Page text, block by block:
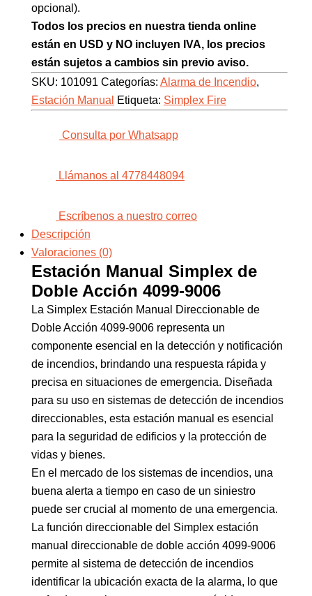
opcional).
Todos los precios en nuestra tienda online
están en USD y NO incluyen IVA, los precios
están sujetos a cambios sin previo aviso.
SKU: 101091 Categorías: Alarma de Incendio,
Estación Manual
Etiqueta: Simplex Fire
Consulta por Whatsapp
Llámanos al 4778448094
Escríbenos a nuestro correo
Descripción
Valoraciones (0)
Estación Manual Simplex de
Doble Acción 4099-9006
La Simplex Estación Manual Direccionable de
Doble Acción 4099-9006 representa un
componente esencial en la detección y notificación
de incendios, brindando una respuesta rápida y
precisa en situaciones de emergencia. Diseñada
para su uso en sistemas de detección de incendios
direccionables, esta estación manual es esencial
para la seguridad de edificios y la protección de
vidas y bienes.
En el mercado de los sistemas de incendios, una
buena alerta a tiempo en caso de un siniestro
puede ser crucial al momento de una emergencia.
La función direccionable del Simplex estación
manual direccionable de doble acción 4099-9006
permite al sistema de detección de incendios
identificar la ubicación exacta de la alarma, lo que